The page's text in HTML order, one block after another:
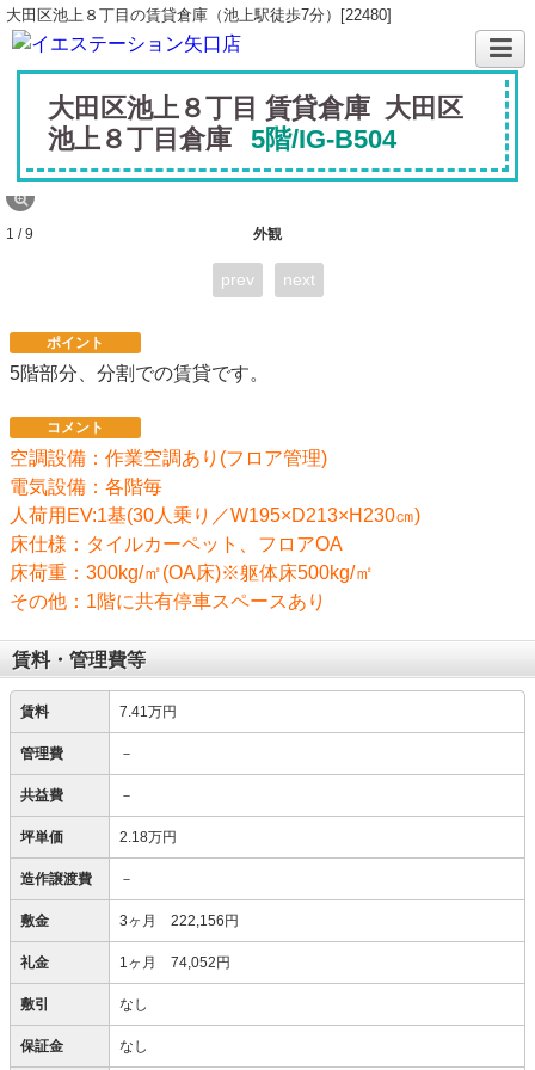
大田区池上８丁目の賃貸倉庫（池上駅徒歩7分）[22480]
大田区池上８丁目 賃貸倉庫 大田区
池上８丁目倉庫
5階/IG-B504
外観
1 / 9
prev next
ポイント
5階部分、分割での賃貸です。
コメント
空調設備：作業空調あり(フロア管理)
電気設備：各階毎
人荷用EV:1基(30人乗り／W195×D213×H230㎝)
床仕様：タイルカーペット、フロアOA
床荷重：300kg/㎡(OA床)※躯体床500kg/㎡
その他：1階に共有停車スペースあり
賃料・管理費等
賃料 7.41万円
管理費 －
共益費 －
坪単価 2.18万円
造作譲渡費 －
敷金 3ヶ月 222,156円
礼金 1ヶ月 74,052円
敷引 なし
保証金 なし